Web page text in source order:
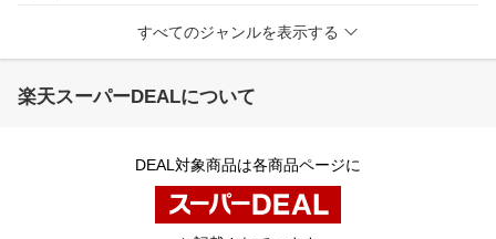
すべてのジャンルを表示する
楽天スーパーDEALについて
DEAL対象商品は各商品ページに